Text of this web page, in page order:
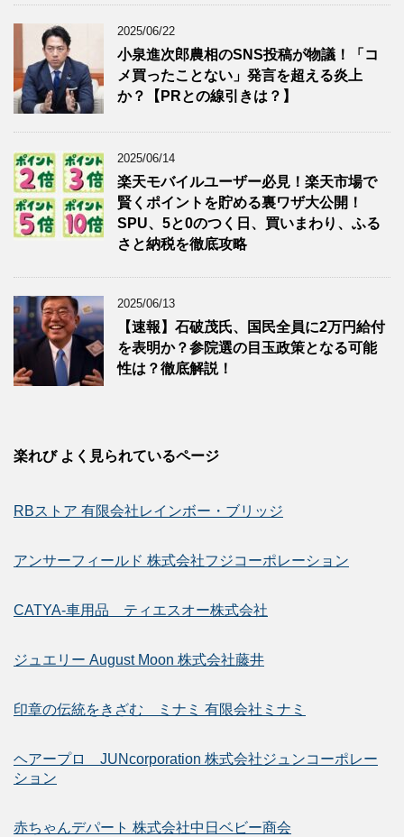
2025/06/22
小泉進次郎農相のSNS投稿が物議！「コ
メ買ったことない」発言を超える炎上
か？【PRとの線引きは？】
2025/06/14
楽天モバイルユーザー必見！楽天市場で
賢くポイントを貯める裏ワザ大公開！
SPU、5と0のつく日、買いまわり、ふる
さと納税を徹底攻略
2025/06/13
【速報】石破茂氏、国民全員に2万円給付
を表明か？参院選の目玉政策となる可能
性は？徹底解説！
楽れび よく見られているページ
RBストア 有限会社レインボー・ブリッジ
アンサーフィールド 株式会社フジコーポレーション
CATYA-車用品 ティエスオー株式会社
ジュエリー August Moon 株式会社藤井
印章の伝統をきざむ ミナミ 有限会社ミナミ
ヘアープロ JUNcorporation 株式会社ジュンコーポレー
ション
赤ちゃんデパート 株式会社中日ベビー商会